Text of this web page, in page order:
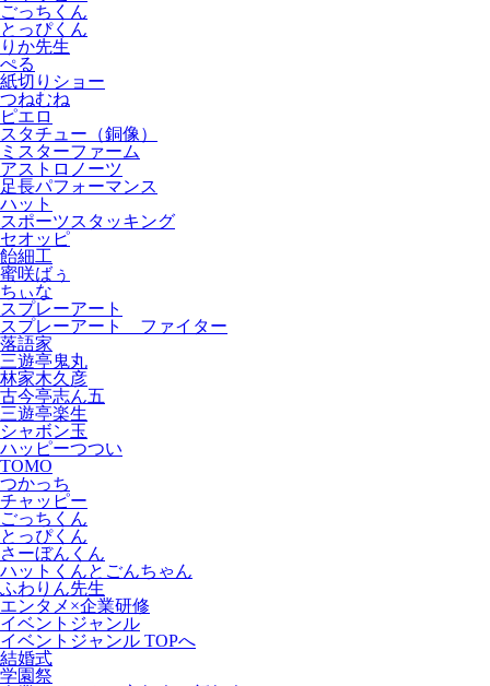
ごっちくん
とっぴくん
りか先生
ぺる
紙切りショー
つねむね
ピエロ
スタチュー（銅像）
ミスターファーム
アストロノーツ
足長パフォーマンス
ハット
スポーツスタッキング
セオッピ
飴細工
蜜咲ばぅ
ちぃな
スプレーアート
スプレーアート ファイター
落語家
三遊亭鬼丸
林家木久彦
古今亭志ん五
三遊亭楽生
シャボン玉
ハッピーつつい
TOMO
つかっち
チャッピー
ごっちくん
とっぴくん
さーぼんくん
ハットくんとごんちゃん
ふわりん先生
エンタメ×企業研修
イベントジャンル
イベントジャンル TOPへ
結婚式
学園祭